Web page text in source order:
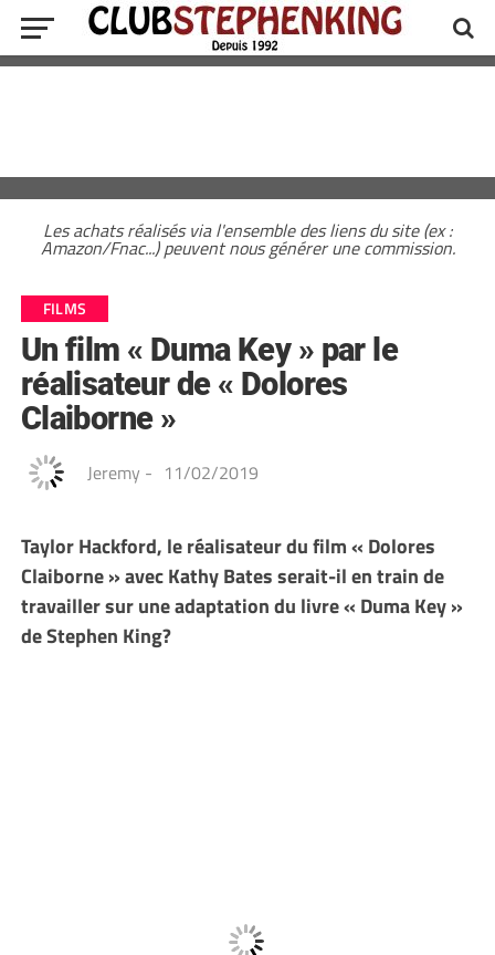
Les achats réalisés via l'ensemble des liens du site (ex :
Amazon/Fnac...) peuvent nous générer une commission.
FILMS
Un film « Duma Key » par le
réalisateur de « Dolores
Claiborne »
Jeremy - 11/02/2019
Taylor Hackford, le réalisateur du film « Dolores
Claiborne » avec Kathy Bates serait-il en train de
travailler sur une adaptation du livre « Duma Key »
de Stephen King?